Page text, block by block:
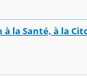
à la Santé, à la